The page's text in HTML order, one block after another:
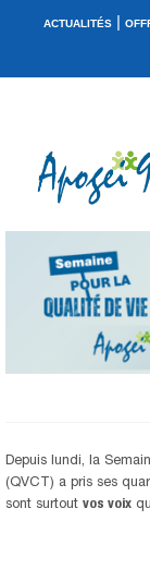
ACTUALITÉS|
Depuis lundi, la
(QVCT) a pris ses
sont surtout vos voix